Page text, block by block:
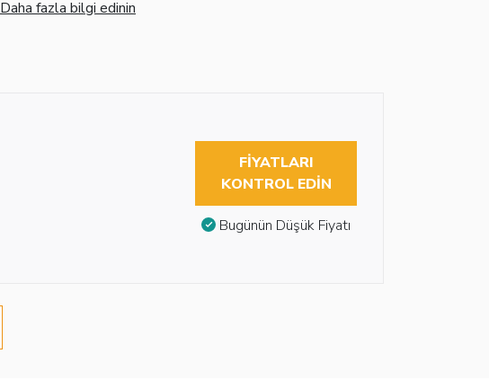
Daha fazla bilgi edinin
FIYATLARI
KONTROL EDIN
Bugünün Düşük Fiyatı